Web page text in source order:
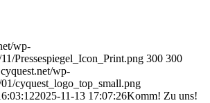
wp-
Pressespiegel_Icon_Print.png 300 300
wp-
cyquest_logo_top_small.png
2025-11-13 17:07:26Komm! Zu uns!